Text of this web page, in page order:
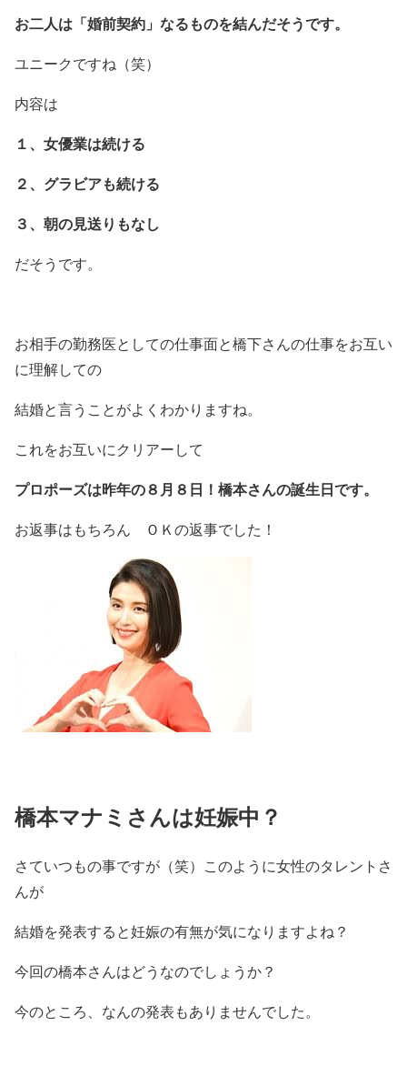
お二人は「婚前契約」なるものを結んだそうです。
ユニークですね（笑）
内容は
１、女優業は続ける
２、グラビアも続ける
３、朝の見送りもなし
だそうです。
お相手の勤務医としての仕事面と橋下さんの仕事をお互い
に理解しての
結婚と言うことがよくわかりますね。
これをお互いにクリアーして
プロポーズは昨年の８月８日！橋本さんの誕生日です。
お返事はもちろん ＯＫの返事でした！
橋本マナミさんは妊娠中？
さていつもの事ですが（笑）このように女性のタレントさ
んが
結婚を発表すると妊娠の有無が気になりますよね？
今回の橋本さんはどうなのでしょうか？
今のところ、なんの発表もありませんでした。